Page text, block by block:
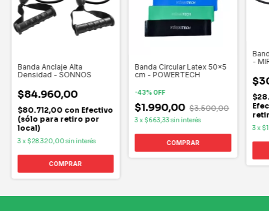
Banda Anclaje Alta
Densidad - SONNOS
$84.960,00
$80.712,00 con Efectivo
(sólo para retiro por
local)
3x $28.320,00sin interés
Banda Circular Latex 50x5
cm - POWERTECH
-43%OFF
$1.990,00 $3.500,00
3x $663,33sin interés
COMPRAR
-
3x